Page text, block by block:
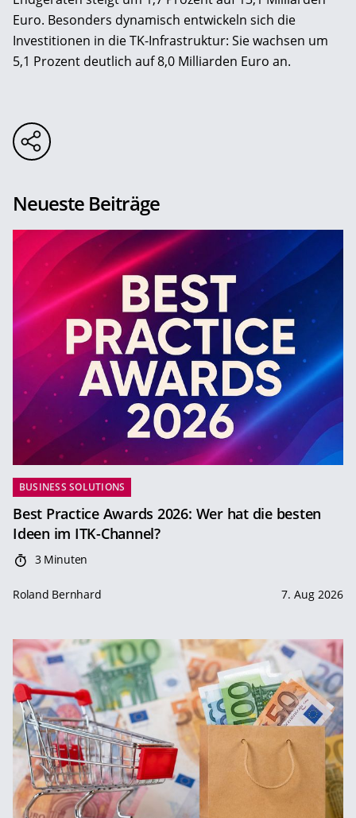
Euro. Besonders dynamisch entwickeln sich die
Investitionen in die TK-Infrastruktur: Sie wachsen um
5,1 Prozent deutlich auf 8,0 Milliarden Euro an.
Neueste Beiträge
BUSINESS SOLUTIONS
Best Practice Awards 2026: Wer hat die besten
Ideen im ITK-Channel?
3 Minuten
Roland Bernhard 7. Aug 2026